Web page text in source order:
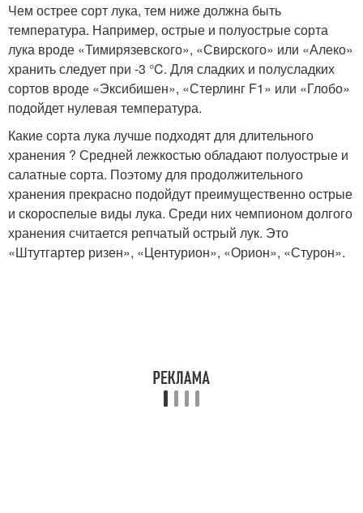
Чем острее сорт лука, тем ниже должна быть
температура. Например, острые и полуострые сорта
лука вроде «Тимирязевского», «Свирского» или «Алеко»
хранить следует при -3 °C. Для сладких и полусладких
сортов вроде «Эксибишен», «Стерлинг F1» или «Глобо»
подойдет нулевая температура.
Какие сорта лука лучше подходят для длительного
хранения ? Средней лежкостью обладают полуострые и
салатные сорта. Поэтому для продолжительного
хранения прекрасно подойдут преимущественно острые
и скороспелые виды лука. Среди них чемпионом долгого
хранения считается репчатый острый лук. Это
«Штутгартер ризен», «Центурион», «Орион», «Стурон».